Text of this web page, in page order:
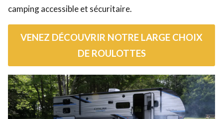
camping accessible et sécuritaire.
VENEZ DÉCOUVRIR NOTRE LARGE CHOIX
DE ROULOTTES